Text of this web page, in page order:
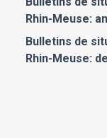
Rhin-Meuse:
Bulletins de
Rhin-Meuse: